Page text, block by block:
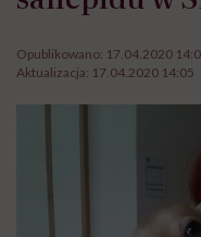
Opublikowano: 17.04.2020
Aktualizacja: 17.04.2020 14:05